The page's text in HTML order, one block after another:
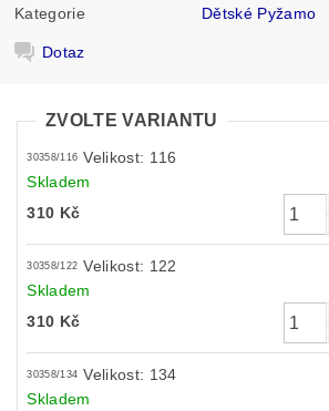
Kategorie Dětské Pyžamo
Dotaz
ZVOLTE VARIANTU
30358/116 Velikost: 116
Skladem
310 Kč
30358/122 Velikost: 122
Skladem
310 Kč
30358/134 Velikost: 134
Skladem